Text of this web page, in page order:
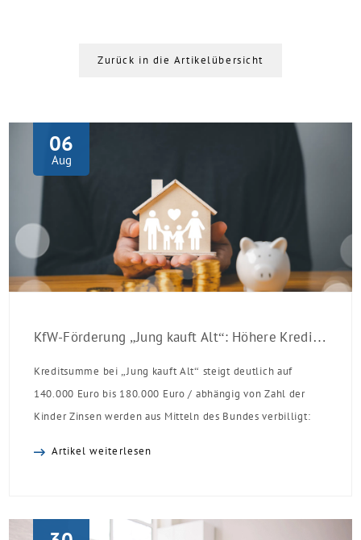
Zurück in die Artikelübersicht
06
Aug
KfW-Förderung „Jung kauft Alt“: Höhere Kredite ab August 2026
Kreditsumme bei „Jung kauft Alt“ steigt deutlich auf
140.000 Euro bis 180.000 Euro / abhängig von Zahl der
Kinder Zinsen werden aus Mitteln des Bundes verbilligt:
Einzelmaßnahmen […]
Artikel weiterlesen